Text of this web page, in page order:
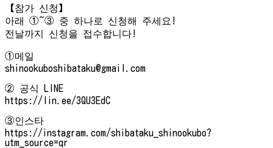
【참가 신청】
아래 ①~③ 중 하나로 신청해 주세요!
전날까지 신청을 접수합니다!
①메일
shinookuboshibataku@gmail.com
② 공식 LINE
https://lin.ee/3QU3EdC
③인스타
https://instagram.com/shibataku_shinookubo?
utm_source=qr